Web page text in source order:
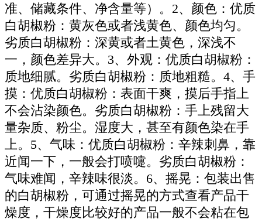
准、储藏条件、净含量等）。2、颜色：优质
白胡椒粉：黄灰色或者浅黄色、颜色均匀。
劣质白胡椒粉：深黄或者土黄色，深浅不
一，颜色差异大。3、外观：优质白胡椒粉：
质地细腻。劣质白胡椒粉：质地粗糙。4、手
摸：优质白胡椒粉：表面干爽，摸后手指上
不会沾染颜色。劣质白胡椒粉：手上残留大
量杂质、粉尘。湿度大，甚至有颜色染在手
上。5、气味：优质白胡椒粉：辛辣刺鼻，靠
近闻一下，一般会打喷嚏。劣质白胡椒粉：
气味难闻，辛辣味很淡。6、摇晃：包装出售
的白胡椒粉，可通过摇晃的方式查看产品干
燥度，干燥度比较好的产品一般不会粘在包